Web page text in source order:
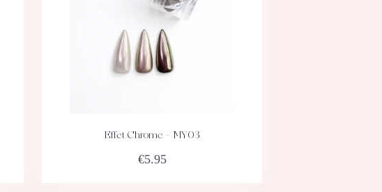
ACHETEZ DÉTAILS
Effet Chrome – MY03
€5.95